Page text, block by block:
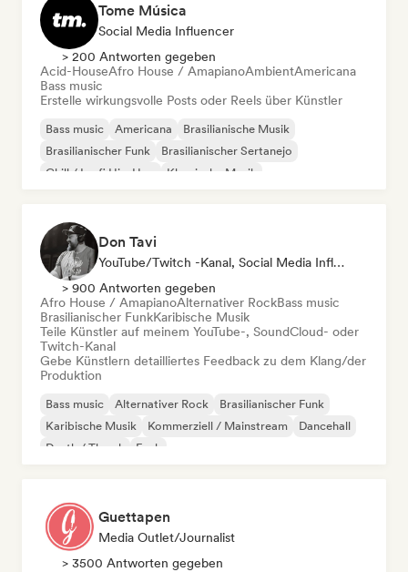
Tome Música
Social Media Influencer
> 200 Antworten gegeben
Acid-HouseAfro House / AmapianoAmbientAmericana
Bass music
Erstelle wirkungsvolle Posts oder Reels über Künstler
Bass music Americana
Brasilianische Musik
Brasilianischer Funk
Brasilianischer Sertanejo
Chill / Lo-fi Hip-Hop
Klassische Musik
Don Tavi
YouTube/Twitch -Kanal, Social Media Influencer
> 900 Antworten gegeben
Afro House / AmapianoAlternativer RockBass music
Brasilianischer FunkKaribische Musik
Teile Künstler auf meinem YouTube-, SoundCloud- oder
Twitch-Kanal
Gebe Künstlern detailliertes Feedback zu dem Klang/der
Produktion
Bass music Alternativer Rock
Brasilianischer Funk
Karibische Musik
Kommerziell / Mainstream
Dancehall
Death / Thrash
Funk
Guettapen
Media Outlet/Journalist
> 3500 Antworten gegeben